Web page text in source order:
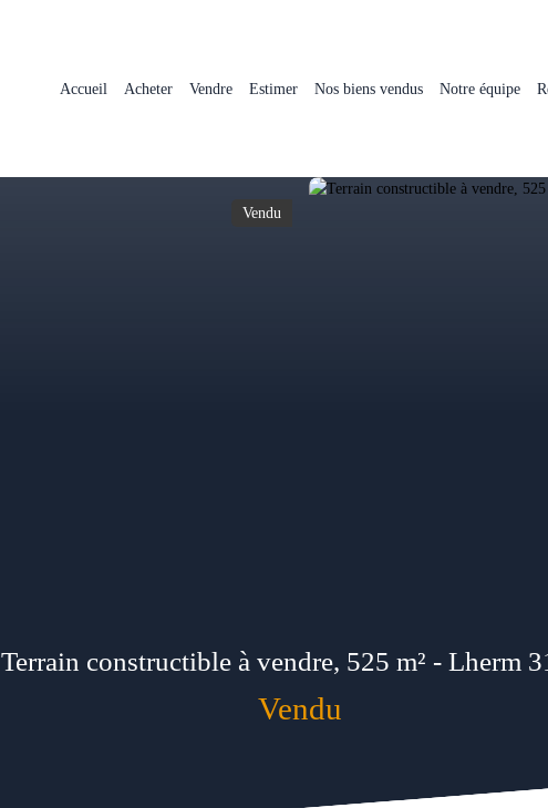
Accueil Acheter Vendre Estimer Nos biens vendus Notre équipe
Vendu
Terrain constructible à vendre, 525 m² - Lherm
Vendu